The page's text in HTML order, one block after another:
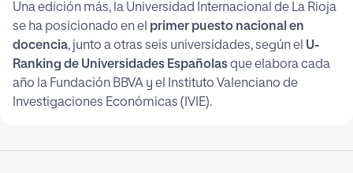
Una edición más, la Universidad Internacional de La Rioja
se ha posicionado en el primer puesto nacional en
docencia, junto a otras seis universidades, según el U-
Ranking de Universidades Españolasque elabora cada
año la Fundación BBVA y el Instituto Valenciano de
Investigaciones Económicas (IVIE).